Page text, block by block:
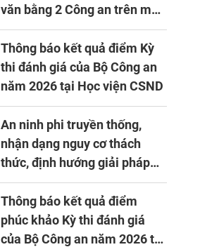
văn bằng 2 Công an trên máy
tính
Thông báo kết quả điểm Kỳ
thi đánh giá của Bộ Công an
năm 2026 tại Học viện CSND
An ninh phi truyền thống,
nhận dạng nguy cơ thách
thức, định hướng giải pháp
đảm bảo an ninh quốc gia
trong tình hình hiện nay
Thông báo kết quả điểm
phúc khảo Kỳ thi đánh giá
của Bộ Công an năm 2026 tại